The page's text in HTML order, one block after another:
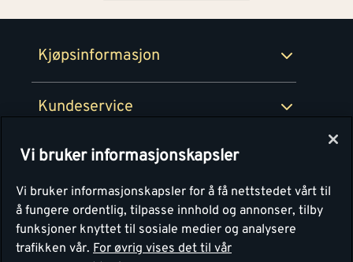
Kjøpsinformasjon
Retur- og angrerettsskjema
Kundeservice
Montér
Personvern
Vi bruker informasjonskapsler
Vi bruker informasjonskapsler for å få nettstedet vårt til
å fungere ordentlig, tilpasse innhold og annonser, tilby
funksjoner knyttet til sosiale medier og analysere
trafikken vår. For øvrig vises det til vår